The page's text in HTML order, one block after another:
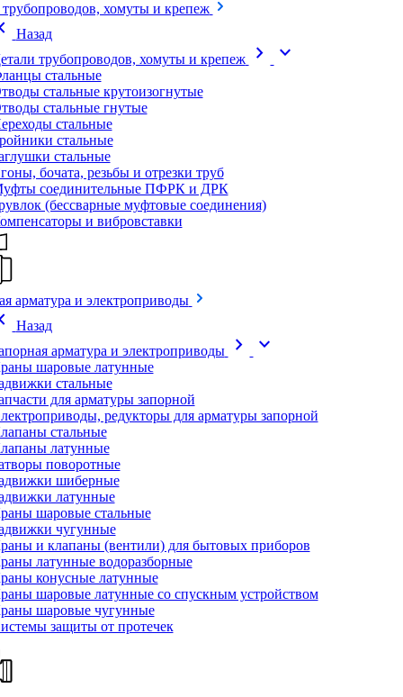
трубопроводов, хомуты и крепеж
Назад
трубопроводов, хомуты и крепеж
chevron_right expand_more
стальные
стальные крутоизогнутые
стальные гнутые
стальные
стальные
стальные
бочата, резьбы и отрезки труб
соединительные ПФРК и ДРК
(бессварные муфтовые соединения)
и вибровставки
арматура и электроприводы
Назад
арматура и электроприводы
chevron_right expand_more
шаровые латунные
стальные
для арматуры запорной
редукторы для арматуры запорной
стальные
латунные
поворотные
шиберные
латунные
шаровые стальные
чугунные
и клапаны (вентили) для бытовых приборов
латунные водоразборные
конусные латунные
шаровые латунные со спускным устройством
шаровые чугунные
защиты от протечек